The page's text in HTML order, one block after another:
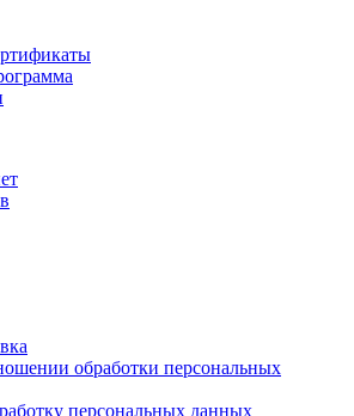
обработки персональных
персональных данных